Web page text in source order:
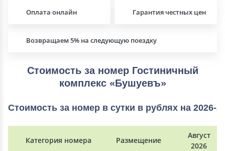
Возвращаем 5% на следующую поездку
Оплата онлайн Гарантия честных цен
Стоимость за номер Гостиничный
комплекс «Бушуевъ»
Стоимость за номер в сутки в рублях на 2026-
Категория номера Размещение
Август
2026